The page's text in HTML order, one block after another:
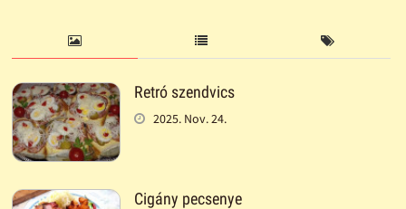
Retró szendvics
2025. Nov. 24.
Cigány pecsenye